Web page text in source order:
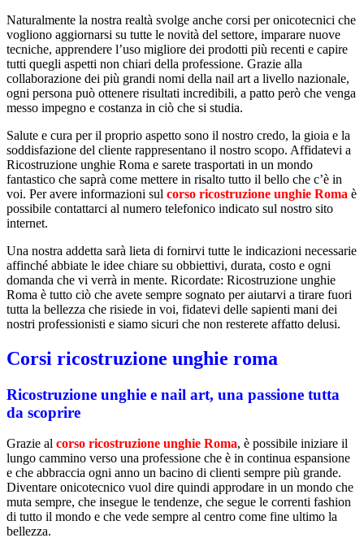
Naturalmente la nostra realtà svolge anche corsi per onicotecnici che
vogliono aggiornarsi su tutte le novità del settore, imparare nuove
tecniche, apprendere l’uso migliore dei prodotti più recenti e capire
tutti quegli aspetti non chiari della professione. Grazie alla
collaborazione dei più grandi nomi della nail art a livello nazionale,
ogni persona può ottenere risultati incredibili, a patto però che venga
messo impegno e costanza in ciò che si studia.
Salute e cura per il proprio aspetto sono il nostro credo, la gioia e la
soddisfazione del cliente rappresentano il nostro scopo. Affidatevi a
Ricostruzione unghie Roma e sarete trasportati in un mondo
fantastico che saprà come mettere in risalto tutto il bello che c’è in
voi. Per avere informazioni sul corso ricostruzione unghie Roma è
possibile contattarci al numero telefonico indicato sul nostro sito
internet.
Una nostra addetta sarà lieta di fornirvi tutte le indicazioni necessarie
affinché abbiate le idee chiare su obbiettivi, durata, costo e ogni
domanda che vi verrà in mente. Ricordate: Ricostruzione unghie
Roma è tutto ciò che avete sempre sognato per aiutarvi a tirare fuori
tutta la bellezza che risiede in voi, fidatevi delle sapienti mani dei
nostri professionisti e siamo sicuri che non resterete affatto delusi.
Corsi ricostruzione unghie roma
Ricostruzione unghie e nail art, una passione tutta
da scoprire
Grazie al corso ricostruzione unghie Roma, è possibile iniziare il
lungo cammino verso una professione che è in continua espansione
e che abbraccia ogni anno un bacino di clienti sempre più grande.
Diventare onicotecnico vuol dire quindi approdare in un mondo che
muta sempre, che insegue le tendenze, che segue le correnti fashion
di tutto il mondo e che vede sempre al centro come fine ultimo la
bellezza.